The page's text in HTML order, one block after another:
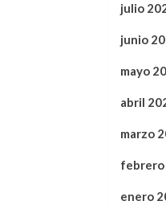
julio
junio
mayo
abril
marzo
febrero
enero